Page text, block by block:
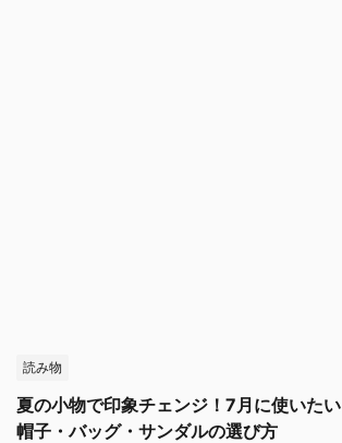
読み物
夏の小物で印象チェンジ！7月に使いたい
帽子・バッグ・サンダルの選び方